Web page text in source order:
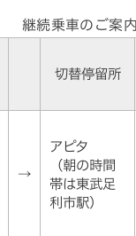
継続乗車のご案内
切替停留所
→
アピタ
（朝の時間
帯は東武足
利市駅）